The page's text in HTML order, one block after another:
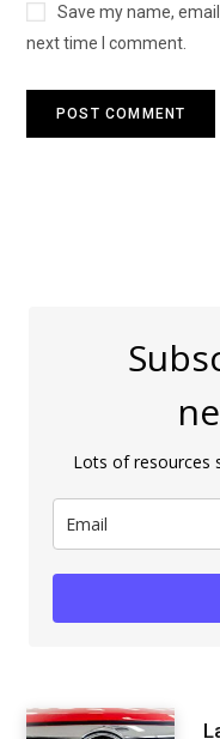
Save my name,
next time I comment.
Lots of resources